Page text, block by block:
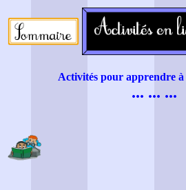
Activités pour apprendre
... ... ...